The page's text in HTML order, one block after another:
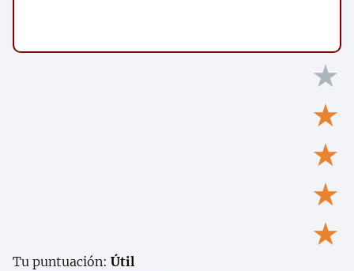
★
★
★
★
★
Tu puntuación: Útil